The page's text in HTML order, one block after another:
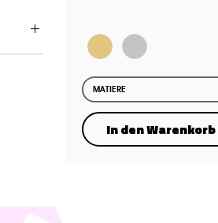
MATIERE
In den Warenkorb